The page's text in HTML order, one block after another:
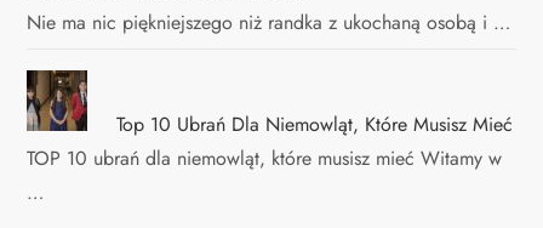
Nie ma nic piękniejszego niż randka z ukochaną osobą i …
Top 10 Ubrań Dla Niemowląt, Które Musisz Mieć
TOP 10 ubrań dla niemowląt, które musisz mieć Witamy w
…